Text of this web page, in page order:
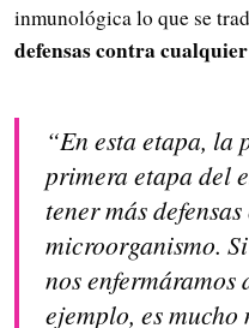
inmunológica lo que se
defensas contra
“En esta etapa, la
primera etapa del
tener más
microorganismo.
nos
ejemplo, es mucho